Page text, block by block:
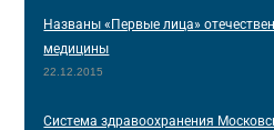
Названы «Первые лица»
медицины
22.12.2015
Система здравоохранения